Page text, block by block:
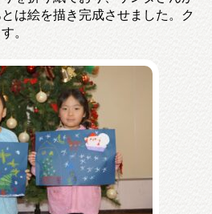
は絵を描き完成させました。ク
。